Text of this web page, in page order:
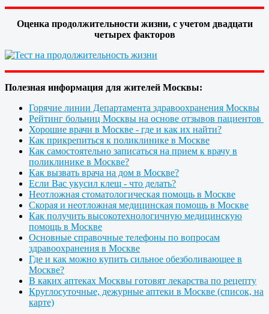
Оценка продолжительности жизни, с учетом двадцати
четырех факторов
Полезная информация для жителей Москвы:
Горячие линии Департамента здравоохранения Москвы
Рейтинг больниц Москвы на основе отзывов пациентов
Хорошие врачи в Москве - где и как их найти?
Как прикрепиться к поликлинике в Москве
Как самостоятельно записаться на прием к врачу в
поликлинике в Москве?
Как вызвать врача на дом в Москве?
Если Вас укусил клещ - что делать?
Неотложная стоматологическая помощь в Москве
Скорая и неотложная медицинская помощь в Москве
Как получить высокотехнологичную медицинскую
помощь в Москве
Основные справочные телефоны по вопросам
здравоохранения в Москве
Где и как можно купить сильное обезболивающее в
Москве?
В каких аптеках Москвы готовят лекарства по рецепту
Круглосуточные, дежурные аптеки в Москве (список, на
карте)